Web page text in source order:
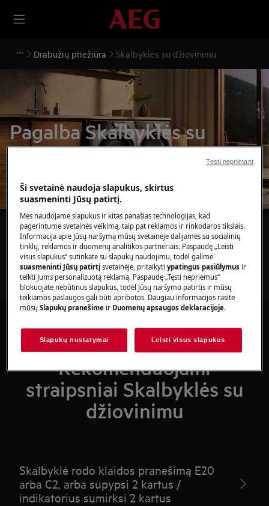
Drabužių priežiūra Skalbyklės su džiovinimu
Pagalba Skalbyklės su
džiovinimu
Ieškokite mūsų palaikymo straipsniuose
Rekomenduojami
straipsniai Skalbyklės su
džiovinimu
Skalbyklė rodo klaidos pranešimą E20
arba C2, arba supypsi 2 kartus /
indikatorius sumirksi 2 kartus
Ši svetainė naudoja slapukus, skirtus
suasmeninti Jūsų patirtį.
Mes naudojame slapukus ir kitas panašias technologijas, kad
pagerintume svetainės veikimą, taip pat reklamos ir rinkodaros tikslais.
Informacija apie Jūsų naršymą mūsų svetainėje dalijamės su socialinių
tinklų, reklamos ir duomenų analitikos partneriais. Paspaudę „Leisti
visus slapukus“ sutinkate su slapukų naudojimu, todėl galime
suasmeninti Jūsų patirtįsvetainėje, pritaikytiypatingus pasiūlymus ir
teikti Jums personalizuotą reklamą. Paspaudę „Tęsti nepriėmus“
blokuojate nebūtinus slapukus, todėl Jūsų naršymo patirtis ir mūsų
teikiamos paslaugos gali būti apribotos. Daugiau informacijos rasite
mūsųSlapukų pranešime ir Duomenų apsaugos deklaracijoje.
Slapukų nustatymai Leisti visus slapukus
Tęsti nepriimant